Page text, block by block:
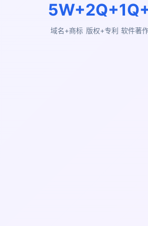
5W+
域名+商标
2Q+
版权+专利 软件著